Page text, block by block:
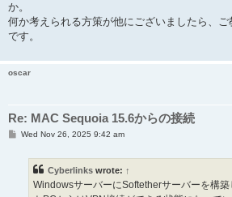
か。
何か考えられる方策が他にございましたら、
です。
oscar
Re: MAC Sequoia 15.6からの接続
PWed Nov 26, 2025 9:42 am
Cyberlinks wrote: ↑
WindowsサーバーにSoftetherサーバーを構